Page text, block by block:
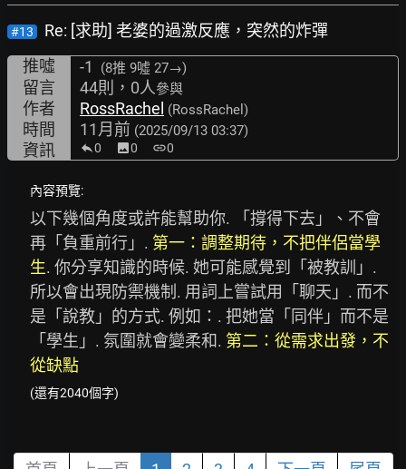
#13
Re: [求助] 老婆的過激反應，突然的炸彈
推噓
-1 (8推 9噓 27→)
留言 44則，0人參與
作者 RossRachel (RossRachel)
時間 11月前 (2025/09/13 03:37)
資訊 0 image0 link0
內容預覽:
以下幾個角度或許能幫助你. 「撐得下去」、不會
再「負重前行」. 第一：調整期待，不把伴侶當學
生. 你分享知識的時候. 她可能感覺到「被教訓」.
所以會出現防禦機制. 用詞上嘗試用「聊天」. 而不
是「說教」的方式. 例如：. 把她當「同伴」而不是
「學生」. 氛圍就會變柔和. 第二：從需求出發，不
從缺點
(還有2040個字)